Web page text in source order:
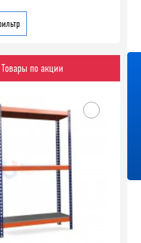
Товары по акции